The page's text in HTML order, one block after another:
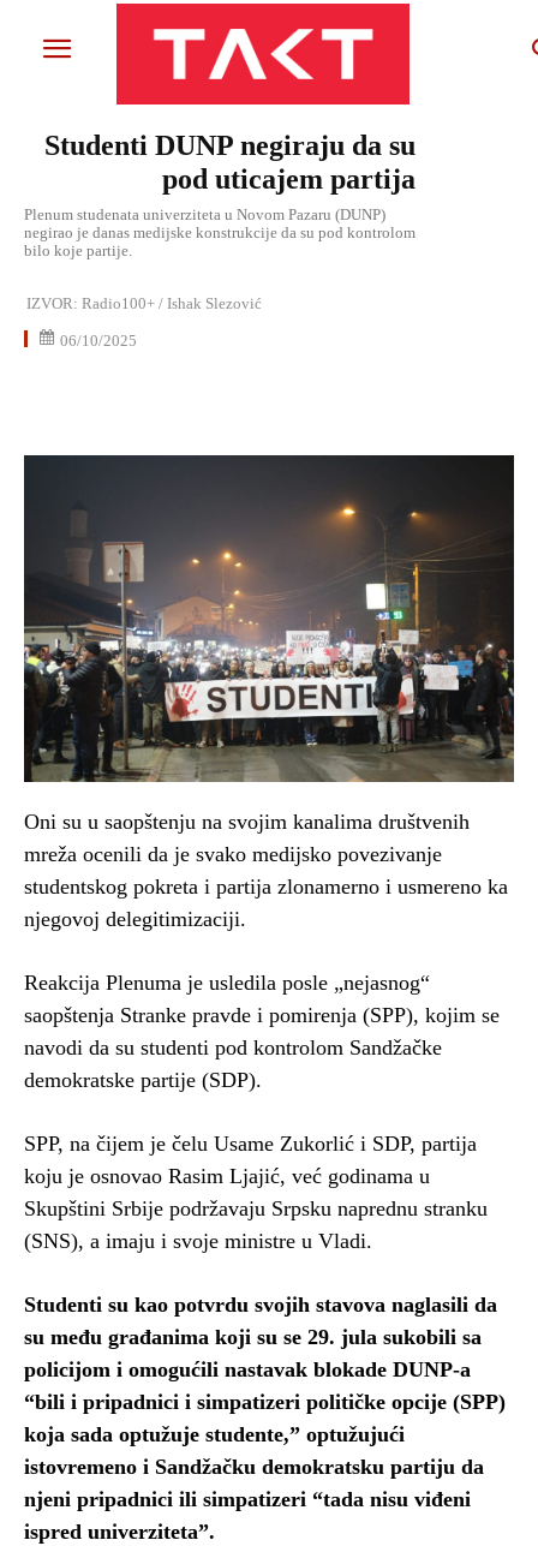
Studenti DUNP negiraju da su
pod uticajem partija
Plenum studenata univerziteta u Novom Pazaru (DUNP)
negirao je danas medijske konstrukcije da su pod kontrolom
bilo koje partije.
IZVOR: Radio100+ / Ishak Slezović
06/10/2025
Oni su u saopštenju na svojim kanalima društvenih
mreža ocenili da je svako medijsko povezivanje
studentskog pokreta i partija zlonamerno i usmereno ka
njegovoj delegitimizaciji.
Reakcija Plenuma je usledila posle „nejasnog“
saopštenja Stranke pravde i pomirenja (SPP), kojim se
navodi da su studenti pod kontrolom Sandžačke
demokratske partije (SDP).
SPP, na čijem je čelu Usame Zukorlić i SDP, partija
koju je osnovao Rasim Ljajić, već godinama u
Skupštini Srbije podržavaju Srpsku naprednu stranku
(SNS), a imaju i svoje ministre u Vladi.
Studenti su kao potvrdu svojih stavova naglasili da
su među građanima koji su se 29. jula sukobili sa
policijom i omogućili nastavak blokade DUNP-a
“bili i pripadnici i simpatizeri političke opcije (SPP)
koja sada optužuje studente,” optužujući
istovremeno i Sandžačku demokratsku partiju da
njeni pripadnici ili simpatizeri “tada nisu viđeni
ispred univerziteta”.